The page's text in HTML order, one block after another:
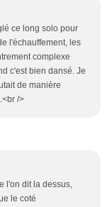
ce long solo pour
l'échauffement, les
complexe
c'est bien dansé. Je
de manière
/>
l'on dit la dessus,
le coté